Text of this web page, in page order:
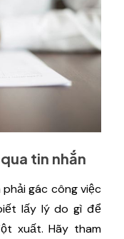
tin nhắn
gác công việc
lấy lý do gì để
xuất. Hãy tham